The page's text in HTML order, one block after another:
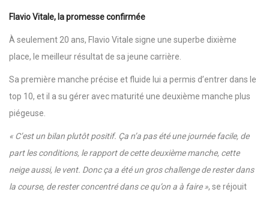
Flavio Vitale, la promesse confirmée
À seulement 20 ans, Flavio Vitale signe une superbe dixième
place, le meilleur résultat de sa jeune carrière.
Sa première manche précise et fluide lui a permis d’entrer dans le
top 10, et il a su gérer avec maturité une deuxième manche plus
piégeuse.
« C’est un bilan plutôt positif. Ça n’a pas été une journée facile, de
part les conditions, le rapport de cette deuxième manche, cette
neige aussi, le vent. Donc ça a été un gros challenge de rester dans
la course, de rester concentré dans ce qu’on a à faire », se réjouit